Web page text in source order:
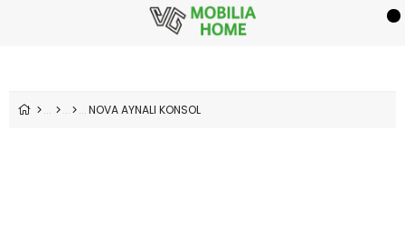
NOVA AYNALI KONSOL